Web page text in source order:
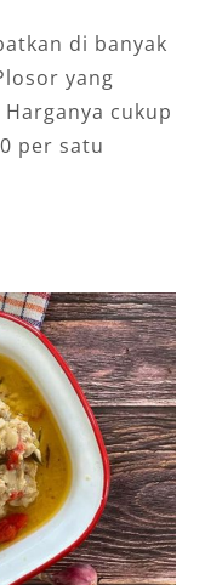
di banyak
yang
cukup
per satu